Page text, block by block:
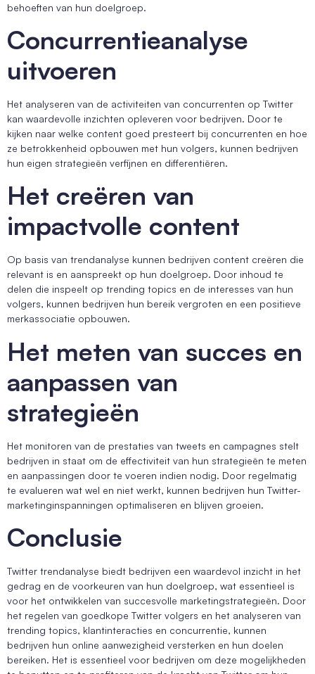
behoeften van hun doelgroep.
Concurrentieanalyse
uitvoeren
Het analyseren van de activiteiten van concurrenten op Twitter
kan waardevolle inzichten opleveren voor bedrijven. Door te
kijken naar welke content goed presteert bij concurrenten en hoe
ze betrokkenheid opbouwen met hun volgers, kunnen bedrijven
hun eigen strategieën verfijnen en differentiëren.
Het creëren van
impactvolle content
Op basis van trendanalyse kunnen bedrijven content creëren die
relevant is en aanspreekt op hun doelgroep. Door inhoud te
delen die inspeelt op trending topics en de interesses van hun
volgers, kunnen bedrijven hun bereik vergroten en een positieve
merkassociatie opbouwen.
Het meten van succes en
aanpassen van
strategieën
Het monitoren van de prestaties van tweets en campagnes stelt
bedrijven in staat om de effectiviteit van hun strategieën te meten
en aanpassingen door te voeren indien nodig. Door regelmatig
te evalueren wat wel en niet werkt, kunnen bedrijven hun Twitter-
marketinginspanningen optimaliseren en blijven groeien.
Conclusie
Twitter trendanalyse biedt bedrijven een waardevol inzicht in het
gedrag en de voorkeuren van hun doelgroep, wat essentieel is
voor het ontwikkelen van succesvolle marketingstrategieën. Door
het regelen van goedkope Twitter volgers en het analyseren van
trending topics, klantinteracties en concurrentie, kunnen
bedrijven hun online aanwezigheid versterken en hun doelen
bereiken. Het is essentieel voor bedrijven om deze mogelijkheden